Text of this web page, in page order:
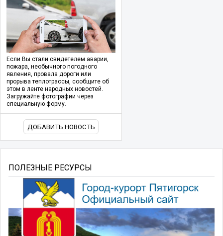
Если Вы стали свидетелем аварии,
пожара, необычного погодного
явления, провала дороги или
прорыва теплотрассы, сообщите об
этом в ленте народных новостей.
Загружайте фотографии через
специальную форму.
ДОБАВИТЬ НОВОСТЬ
ПОЛЕЗНЫЕ РЕСУРСЫ